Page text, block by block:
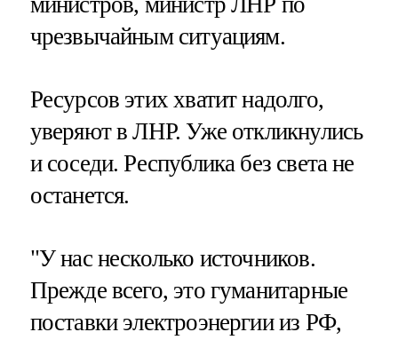
чрезвычайным ситуациям.
Ресурсов этих хватит надолго,
уверяют в ЛНР. Уже откликнулись
и соседи. Республика без света не
останется.
"У нас несколько источников.
Прежде всего, это гуманитарные
поставки электроэнергии из РФ,